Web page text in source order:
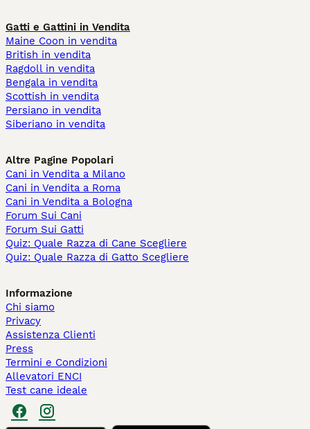
Gatti e Gattini in Vendita
Maine Coon in vendita
British in vendita
Ragdoll in vendita
Bengala in vendita
Scottish in vendita
Persiano in vendita
Siberiano in vendita
Altre Pagine Popolari
Cani in Vendita a Milano
Cani in Vendita a Roma
Cani in Vendita a Bologna
Forum Sui Cani
Forum Sui Gatti
Quiz: Quale Razza di Cane Scegliere
Quiz: Quale Razza di Gatto Scegliere
Informazione
Chi siamo
Privacy
Assistenza Clienti
Press
Termini e Condizioni
Allevatori ENCI
Test cane ideale